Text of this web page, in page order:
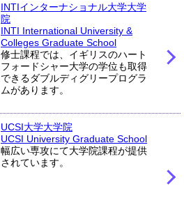
INTIインターナショナル大学大学
院
INTI International University &
Colleges Graduate School
修士課程では、イギリスのハート
フォードシャー大学の学位も取得
できるダブルディグリープログラ
ムがあります。
UCSI大学大学院
UCSI University Graduate School
幅広い専攻にて大学院課程が提供
されています。